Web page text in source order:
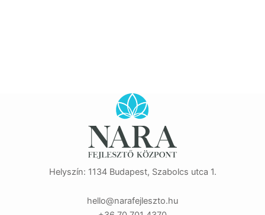
Helyszín: 1134 Budapest, Szabolcs utca 1.
uh.ot
zselj
efara
n@oll
eh